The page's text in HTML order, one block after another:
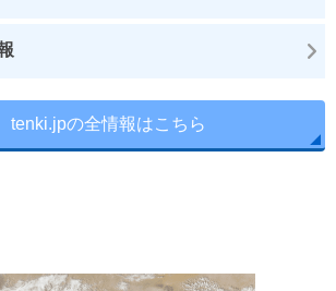
tenki.jpの全情報はこちら